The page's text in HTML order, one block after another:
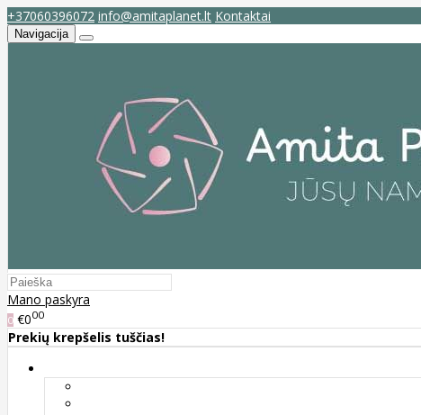
+37060396072 info@amitaplanet.lt Kontaktai
Navigacija
Mano paskyra
0 €000
Prekių krepšelis tuščias!